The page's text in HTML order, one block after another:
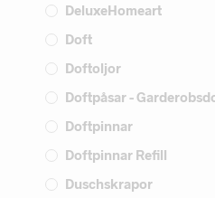
DeluxeHomeart
Doft
Doftoljor
Doftpåsar -
Doftpinnar
Doftpinnar Refill
Duschskrapor